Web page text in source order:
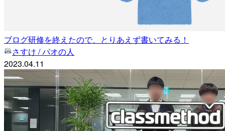
ブログ研修を終えたので、とりあえず書いてみる！
さすけ / パオの人
2023.04.11